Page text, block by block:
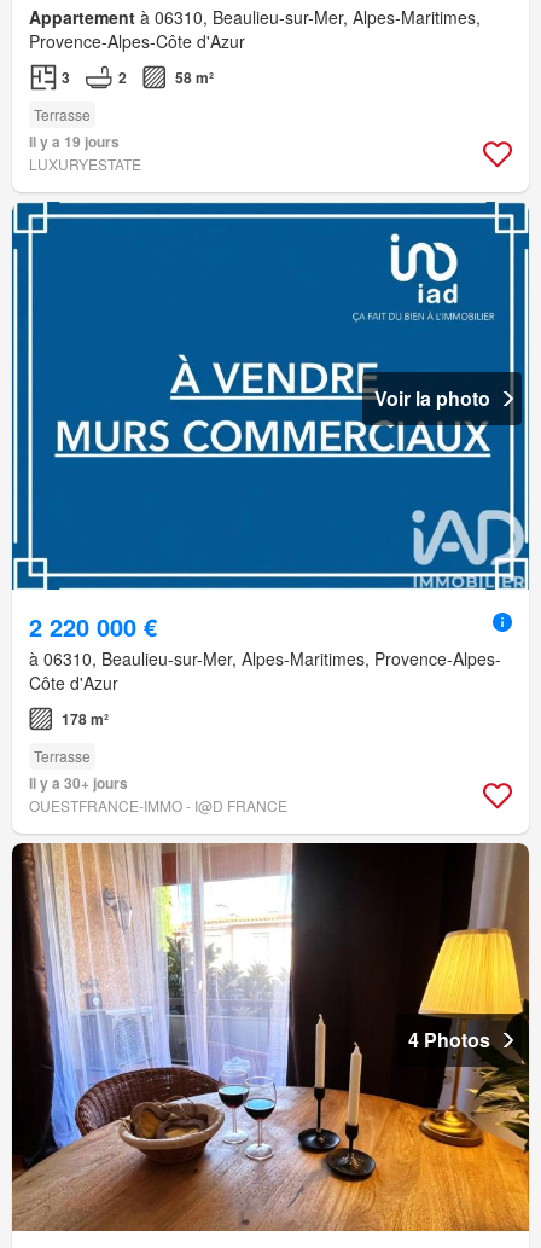
Appartement à 06310, Beaulieu-sur-Mer, Alpes-Maritimes,
Provence-Alpes-Côte d'Azur
3 2 58 m²
Terrasse
Il y a 19 jours
LUXURYESTATE
Voir la photo
2 220 000 €
à 06310, Beaulieu-sur-Mer, Alpes-Maritimes, Provence-Alpes-
Côte d'Azur
178 m²
Terrasse
Il y a 30+ jours
OUESTFRANCE-IMMO - I@D FRANCE
4 Photos